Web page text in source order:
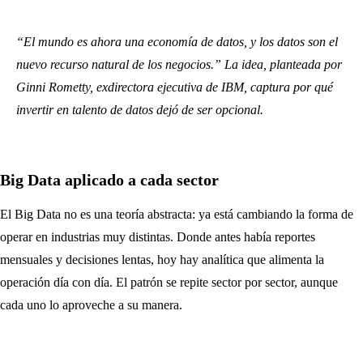
“El mundo es ahora una economía de datos, y los datos son el
nuevo recurso natural de los negocios.” La idea, planteada por
Ginni Rometty, exdirectora ejecutiva de IBM, captura por qué
invertir en talento de datos dejó de ser opcional.
Big Data aplicado a cada sector
El Big Data no es una teoría abstracta: ya está cambiando la forma de
operar en industrias muy distintas. Donde antes había reportes
mensuales y decisiones lentas, hoy hay analítica que alimenta la
operación día con día. El patrón se repite sector por sector, aunque
cada uno lo aproveche a su manera.